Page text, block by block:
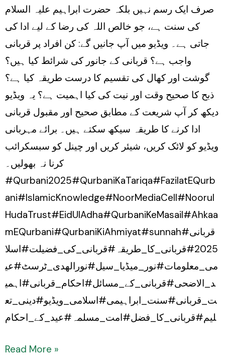
صرف ایک رسم نہیں بلکہ حضرت ابراہیم علیہ السلام
کی سنت ہے، جو خالص اللہ کی رضا کے لیے ادا کی
جاتی ہے۔ ویڈیو میں آپ جانیں گے: کن افراد پر قربانی
واجب ہے؟ قربانی کے جانور کی شرائط کیا ہیں؟
گوشت اور کھال کی تقسیم کا درست طریقہ کیا ہے؟
ذبح کا صحیح وقت اور نیت کی کیا اہمیت ہے؟ یہ ویڈیو
دیکھ کر آپ شریعت کے مطابق صحیح اور مقبول قربانی
ادا کرنے کا طریقہ سیکھ سکتے ہیں۔ برائے مہربانی
ویڈیو کو لائک کریں، شیئر کریں اور چینل کو سبسکرائب
کرنا نہ بھولیں۔
#Qurbani2025#QurbaniKaTariqa#FazilatEQurb
ani#IslamicKnowledge#NoorMediaCell#Noorul
HudaTrust#EidUlAdha#QurbaniKeMasail#Ahkaa
mEQurbani#QurbaniKiAhmiyat#sunnah#قربانی
2025#قربانی_کا_طریقہ#قربانی_کی_فضیلت#اسلا
می_معلومات#نور_میڈیا_سیل#نورالھدی_ٹرسٹ#عی
د_الاضحی#قربانی_کے_مسائل#احکام_قربانی#اہمی
ت_قربانی#سنت_ابراہیمی#اسلامی_ویڈیو#دینی_تع
لیم#قربانی_کا_فضل#امت_مسلمہ#عید_کے_احکام
Read More »